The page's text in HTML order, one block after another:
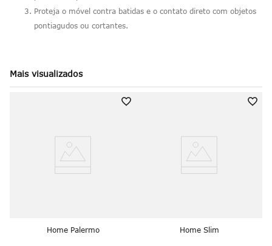
Proteja o móvel contra batidas e o contato direto com objetos
pontiagudos ou cortantes.
Mais visualizados
Home Palermo Home Slim